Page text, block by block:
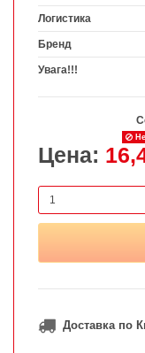
Логистика
Бренд
Увага!!!
Цена:
Доставка по